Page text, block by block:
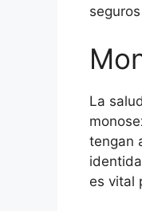
La
tengan
es vital